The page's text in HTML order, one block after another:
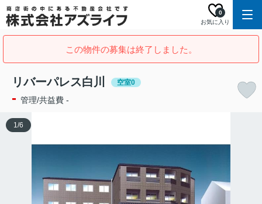
お気に入り
0
この物件の募集は終了しました。
リバーパレス白川 空室0
- 管理/共益費 -
1/6